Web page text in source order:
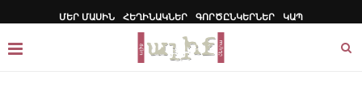
ՄԵՐ ՄԱՍԻՆ ՀԵՂԻՆԱԿՆԵՐ ԳՈՐԾԸՆԿԵՐՆԵՐ ԿԱՊ